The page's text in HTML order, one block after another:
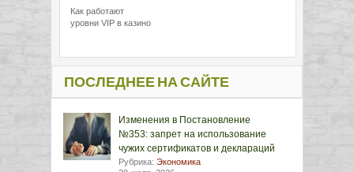
Как работают
уровни VIP в казино
ПОСЛЕДНЕЕ НА САЙТЕ
Изменения в Постановление
№353: запрет на использование
чужих сертификатов и деклараций
Рубрика: Экономика